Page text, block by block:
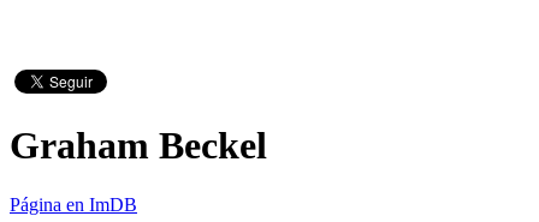
Graham Beckel
Página en ImDB